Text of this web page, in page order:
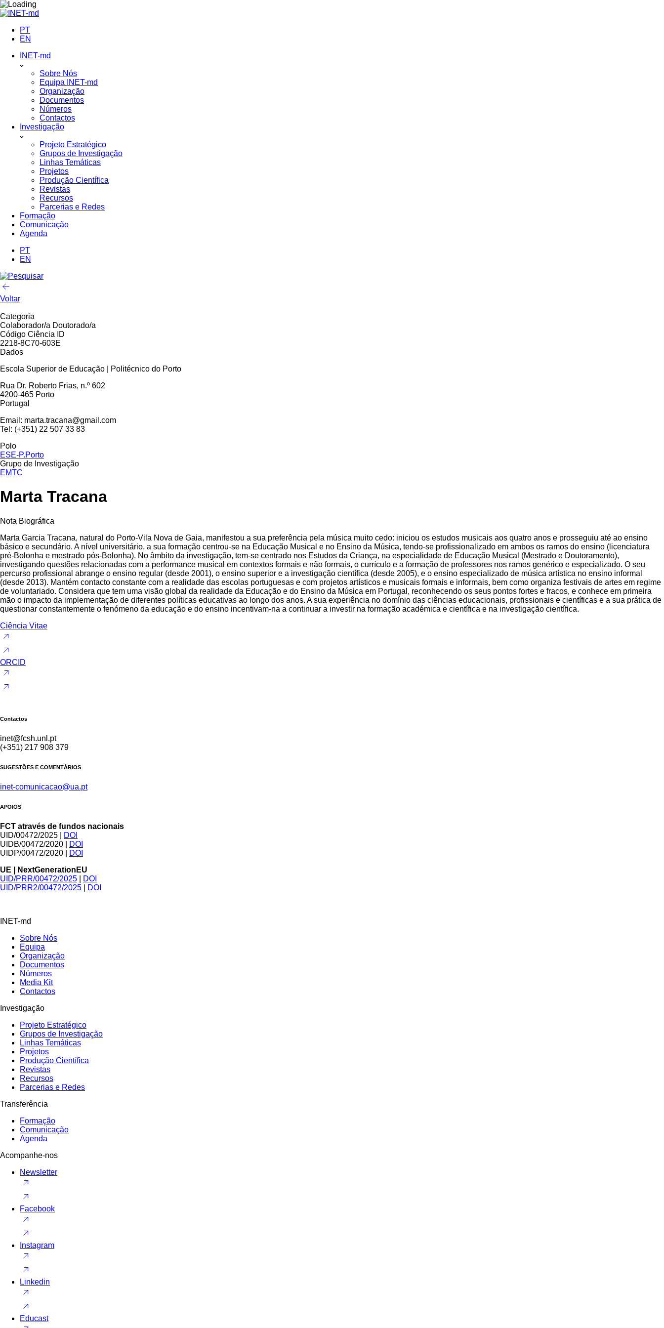
Skip
to
PT
EN
INET-md
Sobre Nós
Equipa INET-md
Organização
Documentos
Números
Contactos
Investigação
Projeto Estratégico
Grupos de Investigação
Linhas Temáticas
Projetos
Produção Científica
Revistas
Recursos
Parcerias e Redes
Formação
Comunicação
Agenda
PT
EN
Voltar
Categoria
Colaborador/a Doutorado/a
Código Ciência ID
2218-8C70-603E
Dados
Escola Superior de Educação | Politécnico do Porto
Rua Dr. Roberto Frias, n.º 602
4200-465 Porto
Portugal
Email: marta.tracana@gmail.com
Tel: (+351) 22 507 33 83
Polo
ESE-P.Porto
Grupo de Investigação
EMTC
Marta Tracana
Nota Biográfica
Marta Garcia Tracana, natural do Porto-Vila Nova de Gaia, manifestou a sua preferência pela música muito cedo: iniciou os estudos musicais aos quatro anos e prosseguiu até ao ensino
básico e secundário. A nível universitário, a sua formação centrou-se na Educação Musical e no Ensino da Música, tendo-se profissionalizado em ambos os ramos do ensino (licenciatura
pré-Bolonha e mestrado pós-Bolonha). No âmbito da investigação, tem-se centrado nos Estudos da Criança, na especialidade de Educação Musical (Mestrado e Doutoramento),
investigando questões relacionadas com a performance musical em contextos formais e não formais, o currículo e a formação de professores nos ramos genérico e especializado. O seu
percurso profissional abrange o ensino regular (desde 2001), o ensino superior e a investigação científica (desde 2005), e o ensino especializado de música artística no ensino informal
(desde 2013). Mantém contacto constante com a realidade das escolas portuguesas e com projetos artísticos e musicais formais e informais, bem como organiza festivais de artes em regime
de voluntariado. Considera que tem uma visão global da realidade da Educação e do Ensino da Música em Portugal, reconhecendo os seus pontos fortes e fracos, e conhece em primeira
mão o impacto da implementação de diferentes políticas educativas ao longo dos anos. A sua experiência no domínio das ciências educacionais, profissionais e científicas e a sua prática de
questionar constantemente o fenómeno da educação e do ensino incentivam-na a continuar a investir na formação académica e científica e na investigação científica.
Ciência Vitae
ORCID
Contactos
inet@fcsh.unl.pt
(+351) 217 908 379
SUGESTÕES E COMENTÁRIOS
inet-comunicacao@ua.pt
APOIOS
FCT através de fundos nacionais
UID/00472/2025 |
DOI
UIDB/00472/2020 |
DOI
UIDP/00472/2020 |
DOI
UE | NextGenerationEU
UID/PRR/00472/2025
DOI
UID/PRR2/00472/2025
DOI
INET-md
Sobre Nós
Equipa
Organização
Documentos
Números
Media Kit
Contactos
Investigação
Projeto Estratégico
Grupos de Investigação
Linhas Temáticas
Projetos
Produção Científica
Revistas
Recursos
Parcerias e Redes
Transferência
Formação
Comunicação
Agenda
Acompanhe-nos
Newsletter
Facebook
Instagram
Linkedin
Educast